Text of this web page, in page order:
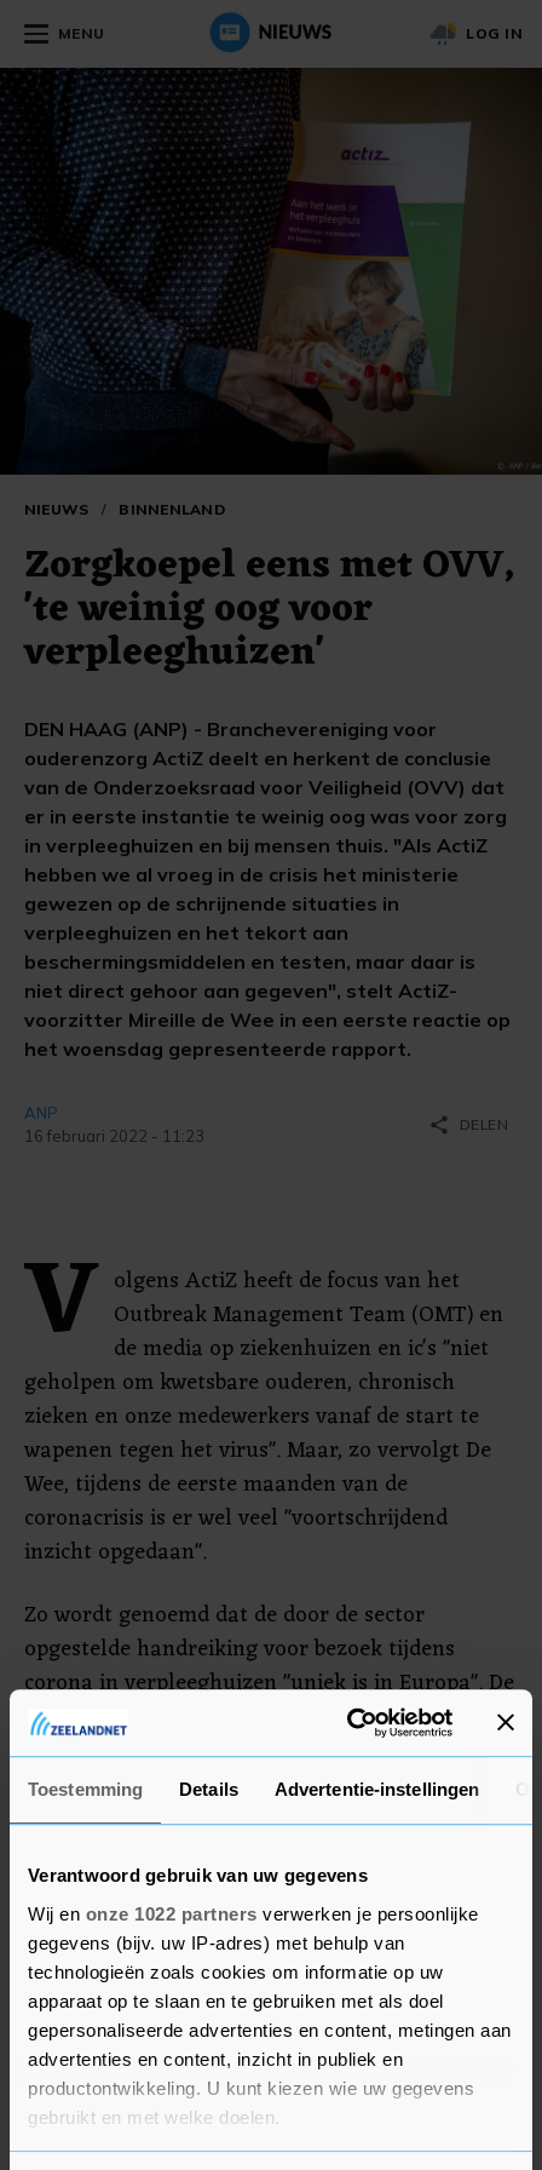
Toestemming Details Advertentie-instellingen
Verantwoord gebruik van uw gegevens
Wij en onze 1022 partners verwerken je persoonlijke
gegevens (bijv. uw IP-adres) met behulp van
technologieën zoals cookies om informatie op uw
apparaat op te slaan en te gebruiken met als doel
gepersonaliseerde advertenties en content, metingen aan
advertenties en content, inzicht in publiek en
productontwikkeling. U kunt kiezen wie uw gegevens
gebruikt en met welke doelen.
MENU LOG IN
NIEUWS / BINNENLAND
Zorgkoepel eens met OVV,
'te weinig oog voor
verpleeghuizen'
DEN HAAG (ANP) - Branchevereniging voor
ouderenzorg ActiZ deelt en herkent de conclusie
van de Onderzoeksraad voor Veiligheid (OVV) dat
er in eerste instantie te weinig oog was voor zorg
in verpleeghuizen en bij mensen thuis. "Als ActiZ
hebben we al vroeg in de crisis het ministerie
gewezen op de schrijnende situaties in
verpleeghuizen en het tekort aan
beschermingsmiddelen en testen, maar daar is
niet direct gehoor aan gegeven", stelt ActiZ-
voorzitter Mireille de Wee in een eerste reactie op
het woensdag gepresenteerde rapport.
ANP
16 februari 2022 - 11:23
share DELEN
V olgens ActiZ heeft de focus van het
Outbreak Management Team (OMT) en
de media op ziekenhuizen en ic's "niet
geholpen om kwetsbare ouderen, chronisch
zieken en onze medewerkers vanaf de start te
wapenen tegen het virus". Maar, zo vervolgt De
Wee, tijdens de eerste maanden van de
coronacrisis is er wel veel "voortschrijdend
inzicht opgedaan".
Zo wordt genoemd dat de door de sector
opgestelde handreiking voor bezoek tijdens
corona in verpleeghuizen "uniek is in Europa". De
tijdelijke sluiting van verpleeghuizen voor bezoek
is ervaren als "dieptepunt. De sector zal er alles
aan doen om zulke drastische maatregelen te
voorkomen."